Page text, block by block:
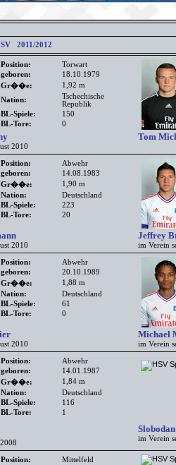
2011/2012
Position:
Torwart
geboren:
18.10.1979
Gr��e:
1,92 m
Nation:
Tschechische
Republik
BL-Spiele:
150
BL-Tore:
0
2010
Tom
Position:
Abwehr
geboren:
14.08.1983
Gr��e:
1,90 m
Nation:
Deutschland
BL-Spiele:
223
BL-Tore:
20
2010
Jeffrey
im Verein
Position:
Abwehr
geboren:
20.10.1989
Gr��e:
1,88 m
Nation:
Deutschland
BL-Spiele:
61
BL-Tore:
0
2010
Michael
im Verein
Position:
Abwehr
geboren:
14.01.1987
Gr��e:
1,84 m
Nation:
Deutschland
BL-Spiele:
116
BL-Tore:
1
im Verein
Position:
Mittelfeld